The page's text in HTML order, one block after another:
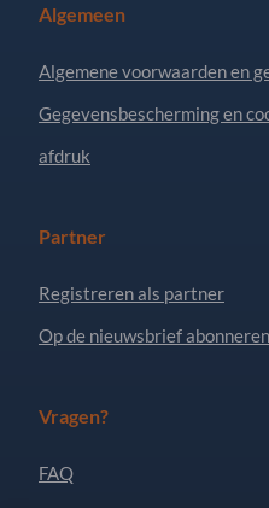
Algemeen
Algemene voorwaarden en
Gegevensbescherming en
afdruk
Partner
Registreren als partner
Op de nieuwsbrief abonneren
Vragen?
FAQ